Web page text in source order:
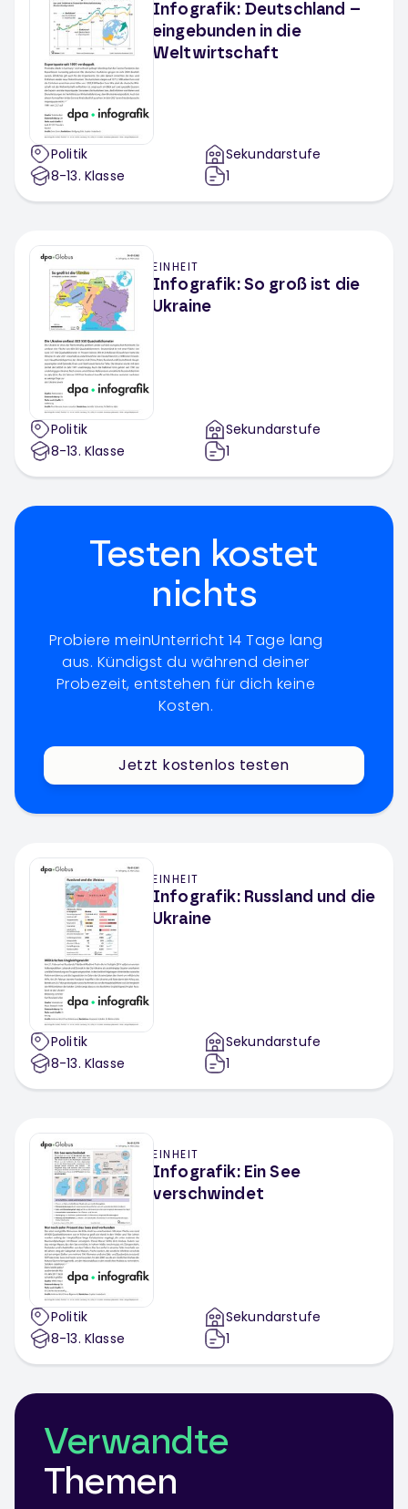
Infografik: Deutschland –
eingebunden in die
Weltwirtschaft
Politik
8-13. Klasse
Sekundarstufe
1
EINHEIT
Infografik: So groß ist die
Ukraine
Politik
8-13. Klasse
Sekundarstufe
1
Testen kostet
nichts
Probiere meinUnterricht 14 Tage lang
aus. Kündigst du während deiner
Probezeit, entstehen für dich keine
Kosten.
Jetzt kostenlos testen
EINHEIT
Infografik: Russland und die
Ukraine
Politik
8-13. Klasse
Sekundarstufe
1
EINHEIT
Infografik: Ein See
verschwindet
Politik
8-13. Klasse
Sekundarstufe
1
Verwandte
Themen